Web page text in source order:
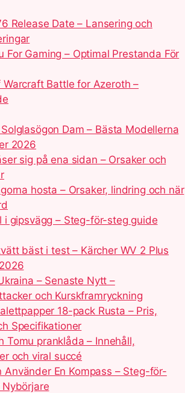
Release Date – Lansering och
For Gaming – Optimal Prestanda För
Warcraft Battle for Azeroth –
Dam – Bästa Modellerna
2026
sig på ena sidan – Orsaker och
hosta – Orsaker, lindring och när
i gipsvägg – Steg-för-steg guide
bäst i test – Kärcher WV 2 Plus
– Senaste Nytt –
och Kurskframryckning
18-pack Rusta – Pris,
Specifikationer
Tomu pranklåda – Innehåll,
och viral succé
Använder En Kompass – Steg-för-
Nybörjare